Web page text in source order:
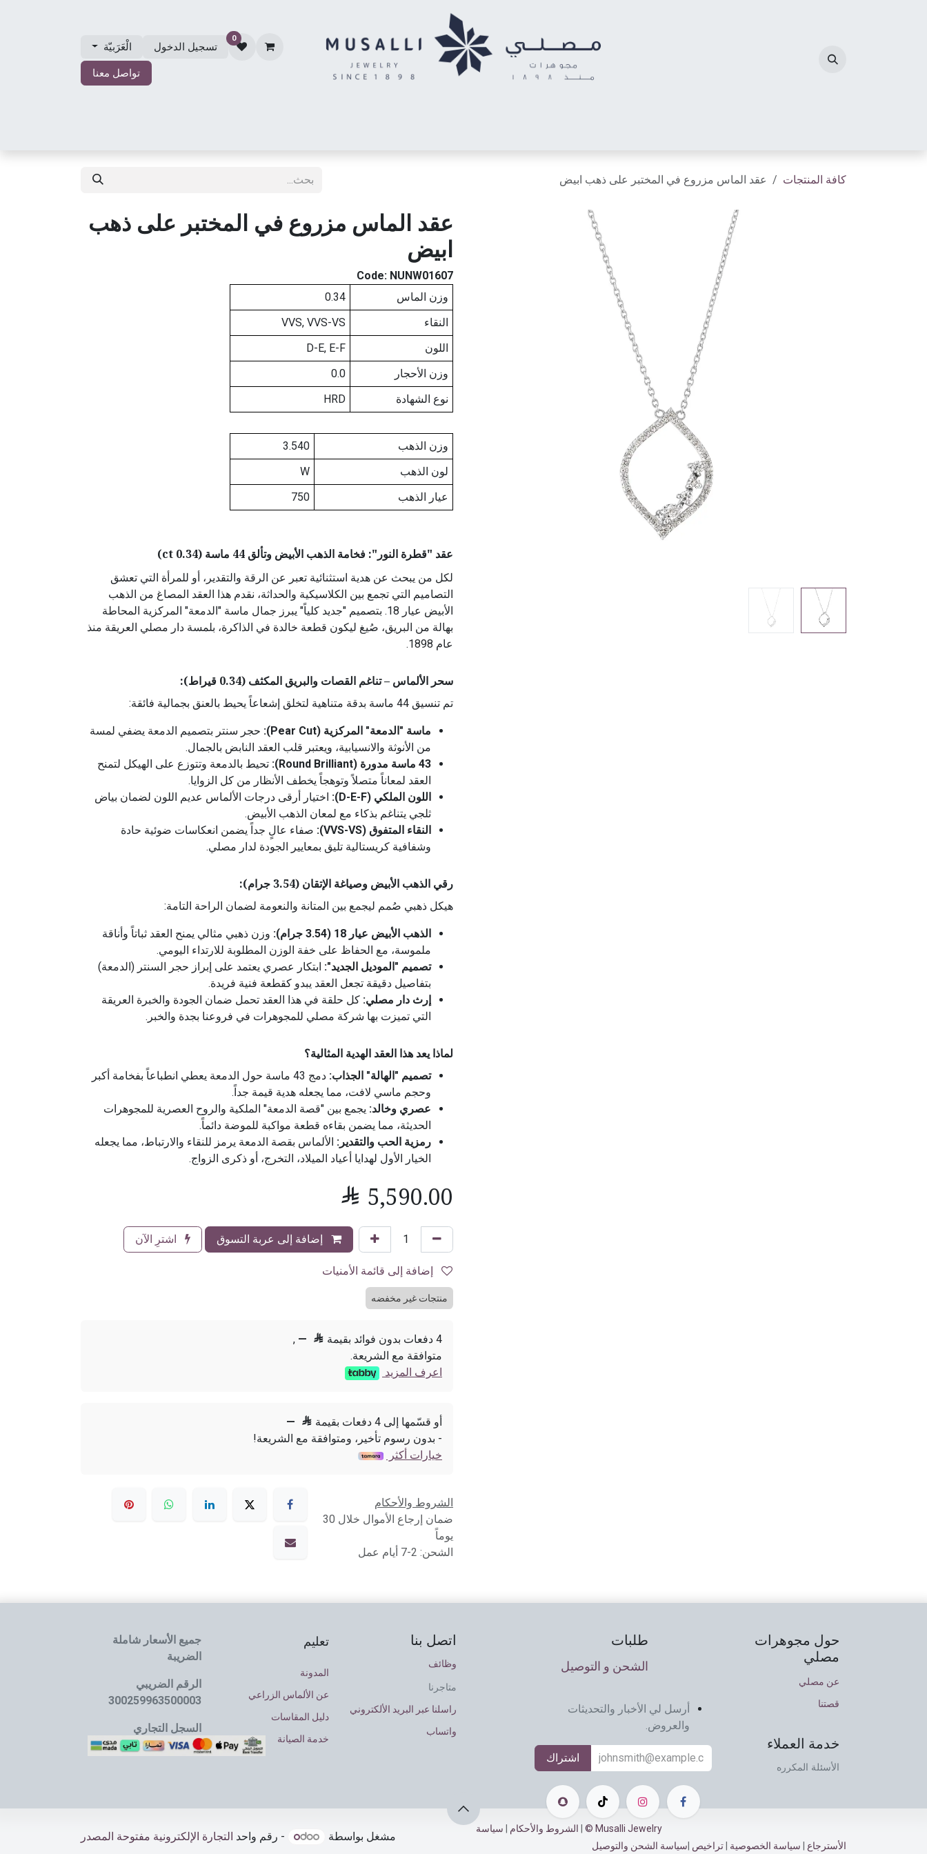
0
تسجيل الدخول الْعَرَبيّة
تواصل معنا
كافة المنتجات عقد الماس مزروع في المختبر على ذهب ابيض
عقد الماس مزروع في المختبر على ذهب
ابيض
Code: NUNW01607
وزن الماس
0.34
النقاء
VVS, VVS-VS
اللون
D-E, E-F
وزن الأحجار
0.0
نوع الشهادة
HRD
وزن الذهب
3.540
لون الذهب
W
عيار الذهب
750
عقد "قطرة النور": فخامة الذهب الأبيض وتألق 44 ماسة (0.34 ct)
لكل من يبحث عن هدية استثنائية تعبر عن الرقة والتقدير، أو للمرأة التي تعشق
التصاميم التي تجمع بين الكلاسيكية والحداثة، نقدم هذا العقد المصاغ من الذهب
الأبيض عيار 18. بتصميم "جديد كلياً" يبرز جمال ماسة "الدمعة" المركزية المحاطة
بهالة من البريق، صُيغ ليكون قطعة خالدة في الذاكرة، بلمسة دار مصلي العريقة منذ
عام 1898.
سحر الألماس – تناغم القصات والبريق المكثف (0.34 قيراط):
تم تنسيق 44 ماسة بدقة متناهية لتخلق إشعاعاً يحيط بالعنق بجمالية فائقة:
ماسة "الدمعة" المركزية (Pear Cut):
حجر سنتر بتصميم الدمعة يضفي لمسة
من الأنوثة والانسيابية، ويعتبر قلب العقد النابض بالجمال.
43 ماسة مدورة (Round Brilliant):
تحيط بالدمعة وتتوزع على الهيكل لتمنح
العقد لمعاناً متصلاً وتوهجاً يخطف الأنظار من كل الزوايا.
اللون الملكي (D-E-F):
اختيار أرقى درجات الألماس عديم اللون لضمان بياض
ثلجي يتناغم بذكاء مع لمعان الذهب الأبيض.
النقاء المتفوق (VVS-VS):
صفاء عالٍ جداً يضمن انعكاسات ضوئية حادة
وشفافية كريستالية تليق بمعايير الجودة لدار مصلي.
رقي الذهب الأبيض وصياغة الإتقان (3.54 جرام):
هيكل ذهبي صُمم ليجمع بين المتانة والنعومة لضمان الراحة التامة:
الذهب الأبيض عيار 18 (3.54 جرام):
وزن ذهبي مثالي يمنح العقد ثباتاً وأناقة
ملموسة، مع الحفاظ على خفة الوزن المطلوبة للارتداء اليومي.
تصميم "الموديل الجديد": ابتكار عصري يعتمد على إبراز حجر السنتر (الدمعة)
بتفاصيل دقيقة تجعل العقد يبدو كقطعة فنية فريدة.
إرث دار مصلي: كل حلقة في هذا العقد تحمل ضمان الجودة والخبرة العريقة
التي تميزت بها شركة مصلي للمجوهرات في فروعنا بجدة والخبر.
لماذا يعد هذا العقد الهدية المثالية؟
تصميم "الهالة" الجذاب:
دمج 43 ماسة حول الدمعة يعطي انطباعاً بفخامة أكبر
وحجم ماسي لافت، مما يجعله هدية قيمة جداً.
عصري وخالد: يجمع بين "قصة الدمعة" الملكية والروح العصرية للمجوهرات
الحديثة، مما يضمن بقاءه قطعة مواكبة للموضة دائماً.
رمزية الحب والتقدير: الألماس بقصة الدمعة يرمز للنقاء والارتباط، مما يجعله
الخيار الأول لهدايا أعياد الميلاد، التخرج، أو ذكرى الزواج.
 5,590.00
إضافة إلى عربة التسوق اشترِ الآن
منتجات غير مخفضه
4 دفعات بدون فوائد بقيمة 
—
,
متوافقة مع الشريعة.
اعرف المزيد
أو قسّمها إلى 4 دفعات بقيمة 
—
- بدون رسوم تأخير، ومتوافقة مع الشريعة!
خيارات أكثر
الشروط والأحكام
ضمان إرجاع الأموال خلال 30
يوماً
الشحن: 2-7 أيام عمل
حول مجوهرات
مصلي
عن مصلي
قصتنا
طلبات
الشحن و التوصيل
اتصل بنا
وظائف
متاجرنا
راسلنا عبر البريد الألكتروني
واتساب
خدمة العملاء
الأسئلة المكرره
تعليم
المدونة
عن الألماس الزراعي
دليل المقاسات
خدمة الصيانة
جميع الأسعار شاملة
الضريبة
الرقم الضريبي
300259963500003
السجل التجاري
4030064637
أرسل لي الأخبار والتحديثات
والعروض.
اشتراك
الشروط والأحكام
سياسة
الأسترجاع​​
سياسة الخصوصية تراخيص سياسة الشحن والتوصيل
مشغل بواسطة - رقم واحد التجارة الإلكترونية مفتوحة المصدر